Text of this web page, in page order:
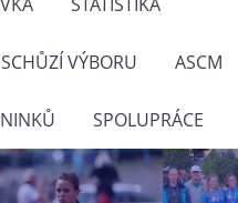
VÝBORU ASCM
SPOLUPRÁCE